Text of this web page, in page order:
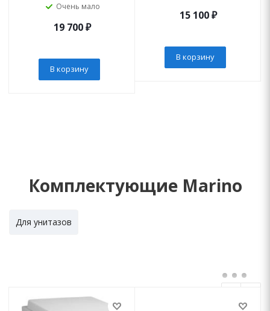
Очень мало
19 700₽
В корзину
15 100₽
В корзину
Комплектующие Marino
Для унитазов